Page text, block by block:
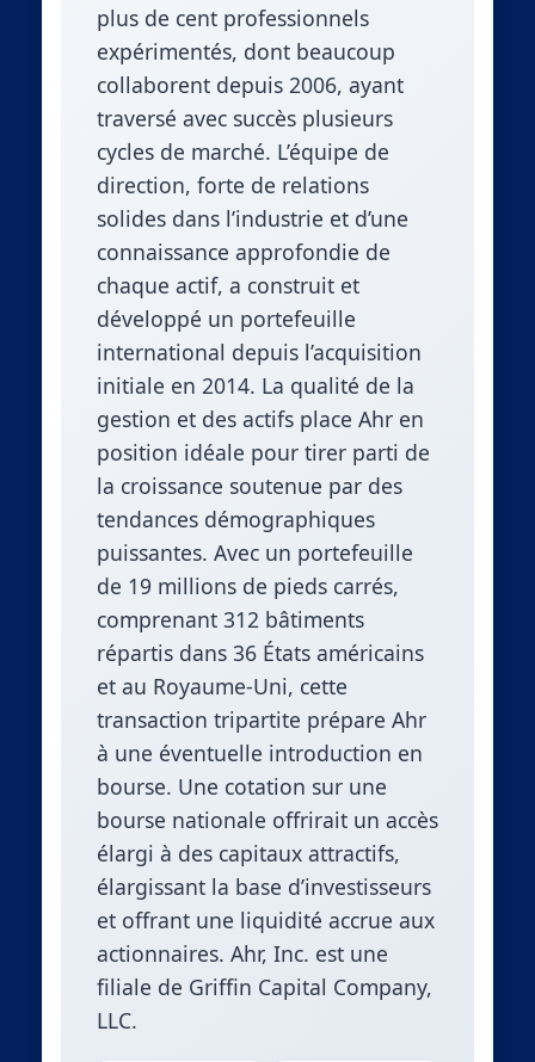
plus de cent professionnels
expérimentés, dont beaucoup
collaborent depuis 2006, ayant
traversé avec succès plusieurs
cycles de marché. L’équipe de
direction, forte de relations
solides dans l’industrie et d’une
connaissance approfondie de
chaque actif, a construit et
développé un portefeuille
international depuis l’acquisition
initiale en 2014. La qualité de la
gestion et des actifs place Ahr en
position idéale pour tirer parti de
la croissance soutenue par des
tendances démographiques
puissantes. Avec un portefeuille
de 19 millions de pieds carrés,
comprenant 312 bâtiments
répartis dans 36 États américains
et au Royaume-Uni, cette
transaction tripartite prépare Ahr
à une éventuelle introduction en
bourse. Une cotation sur une
bourse nationale offrirait un accès
élargi à des capitaux attractifs,
élargissant la base d’investisseurs
et offrant une liquidité accrue aux
actionnaires. Ahr, Inc. est une
filiale de Griffin Capital Company,
LLC.